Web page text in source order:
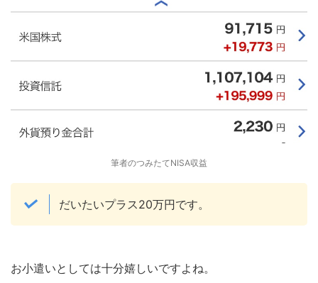
筆者のつみたてNISA収益
だいたいプラス20万円です。
お小遣いとしては十分嬉しいですよね。